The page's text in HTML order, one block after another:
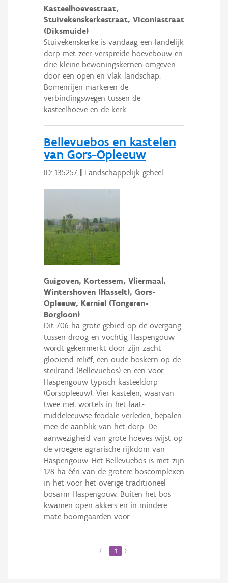
Kasteelhoevestraat,
Stuivekenskerkestraat, Viconiastraat
(Diksmuide)
Stuivekenskerke is vandaag een landelijk
dorp met zeer verspreide hoevebouw en
drie kleine bewoningskernen omgeven
door een open en vlak landschap.
Bomenrijen markeren de
verbindingswegen tussen de
kasteelhoeve en de kerk.
Bellevuebos en kastelen
van Gors-Opleeuw
ID: 135257 | Landschappelijk geheel
Guigoven, Kortessem, Vliermaal,
Wintershoven (Hasselt), Gors-
Opleeuw, Kerniel (Tongeren-
Borgloon)
Dit 706 ha grote gebied op de overgang
tussen droog en vochtig Haspengouw
wordt gekenmerkt door zijn zacht
glooiend reliëf, een oude boskern op de
steilrand (Bellevuebos) en een voor
Haspengouw typisch kasteeldorp
(Gorsopleeuw). Vier kastelen, waarvan
twee met wortels in het laat-
middeleeuwse feodale verleden, bepalen
mee de aanblik van het dorp. De
aanwezigheid van grote hoeves wijst op
de vroegere agrarische rijkdom van
Haspengouw. Het Bellevuebos is met zijn
128 ha één van de grotere boscomplexen
in het voor het overige traditioneel
bosarm Haspengouw. Buiten het bos
kwamen open akkers en in mindere
mate boomgaarden voor.
‹ 1 ›